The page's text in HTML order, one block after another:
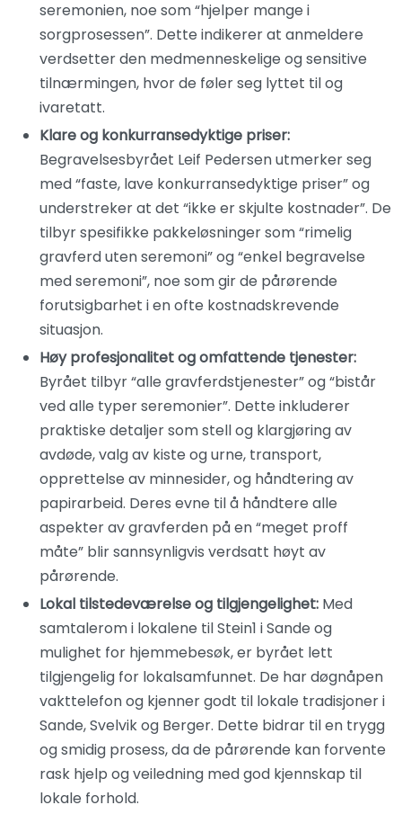
seremonien, noe som “hjelper mange i
sorgprosessen”. Dette indikerer at anmeldere
verdsetter den medmenneskelige og sensitive
tilnærmingen, hvor de føler seg lyttet til og
ivaretatt.
Klare og konkurransedyktige priser:
Begravelsesbyrået Leif Pedersen utmerker seg
med “faste, lave konkurransedyktige priser” og
understreker at det “ikke er skjulte kostnader”. De
tilbyr spesifikke pakkeløsninger som “rimelig
gravferd uten seremoni” og “enkel begravelse
med seremoni”, noe som gir de pårørende
forutsigbarhet i en ofte kostnadskrevende
situasjon.
Høy profesjonalitet og omfattende tjenester:
Byrået tilbyr “alle gravferdstjenester” og “bistår
ved alle typer seremonier”. Dette inkluderer
praktiske detaljer som stell og klargjøring av
avdøde, valg av kiste og urne, transport,
opprettelse av minnesider, og håndtering av
papirarbeid. Deres evne til å håndtere alle
aspekter av gravferden på en “meget proff
måte” blir sannsynligvis verdsatt høyt av
pårørende.
Lokal tilstedeværelse og tilgjengelighet: Med
samtalerom i lokalene til Stein1 i Sande og
mulighet for hjemmebesøk, er byrået lett
tilgjengelig for lokalsamfunnet. De har døgnåpen
vakttelefon og kjenner godt til lokale tradisjoner i
Sande, Svelvik og Berger. Dette bidrar til en trygg
og smidig prosess, da de pårørende kan forvente
rask hjelp og veiledning med god kjennskap til
lokale forhold.